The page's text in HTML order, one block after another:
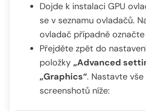
Dojde k instalaci GPU
se v seznamu ovladačů.
ovladač případně označte
Přejděte zpět do
položky „Advanced
„Graphics“. Nastavte
screenshotů níže: